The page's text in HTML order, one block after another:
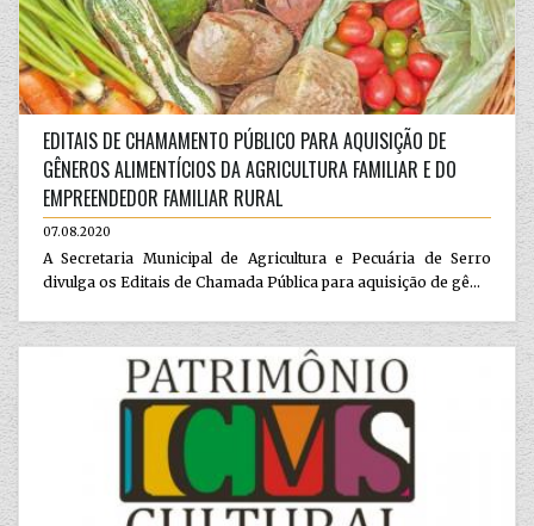
EDITAIS DE CHAMAMENTO PÚBLICO PARA AQUISIÇÃO DE
GÊNEROS ALIMENTÍCIOS DA AGRICULTURA FAMILIAR E DO
EMPREENDEDOR FAMILIAR RURAL
07.08.2020
A Secretaria Municipal de Agricultura e Pecuária de Serro
divulga os Editais de Chamada Pública para aquisição de gê...